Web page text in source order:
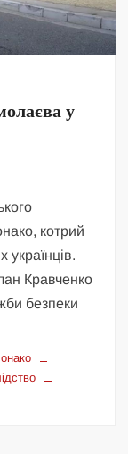
у
котрий
Кравченко
безпеки